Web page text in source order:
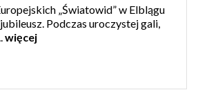
„Światowid” w Elblągu
Podczas uroczystej gali,
więcej